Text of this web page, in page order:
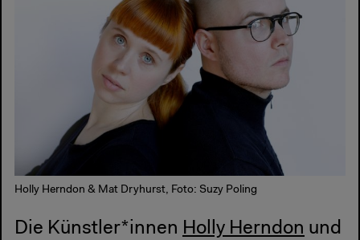
Holly Herndon & Mat Dryhurst, Foto: Suzy Poling
Die Künstler*innen Holly Herndon und